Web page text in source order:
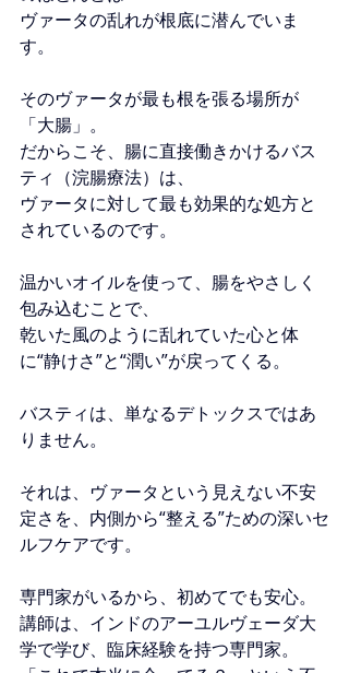
ヴァータの乱れが根底に潜んでいま
す。
そのヴァータが最も根を張る場所が
「大腸」。
だからこそ、腸に直接働きかけるバス
ティ（浣腸療法）は、
ヴァータに対して最も効果的な処方と
されているのです。
温かいオイルを使って、腸をやさしく
包み込むことで、
乾いた風のように乱れていた心と体
に“静けさ”と“潤い”が戻ってくる。
バスティは、単なるデトックスではあ
りません。
それは、ヴァータという見えない不安
定さを、内側から“整える”ための深いセ
ルフケアです。
専門家がいるから、初めてでも安心。
講師は、インドのアーユルヴェーダ大
学で学び、臨床経験を持つ専門家。